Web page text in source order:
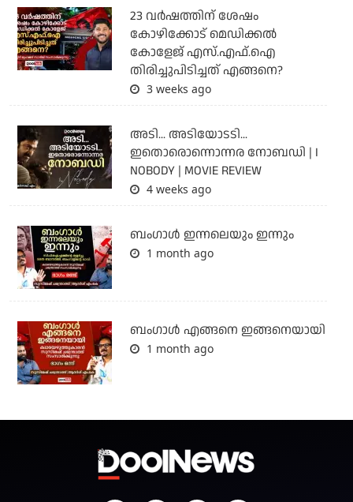
23 വർഷത്തിന് ശേഷം
കോഴിക്കോട് മെഡിക്കൽ
കോളേജ് എസ്.എഫ്.ഐ
തിരിച്ചുപിടിച്ചത് എങ്ങനെ?
3 weeks ago
അടി... അടിയോടടി...
ഇതൊരൊന്നൊന്നര നോബഡി | I
NOBODY | MOVIE REVIEW
4 weeks ago
ബംഗാള്‍ ഇന്നലെയും ഇന്നും
1 month ago
ബം​ഗാൾ എങ്ങനെ ഇങ്ങനെയായി
1 month ago